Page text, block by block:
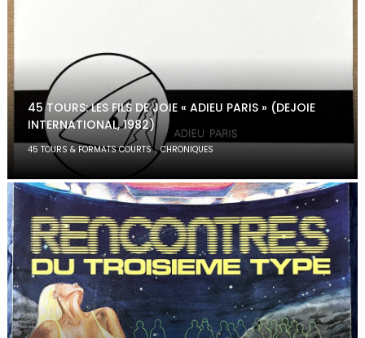
45 TOURS: LES FILS DE JOIE « ADIEU PARIS » (DEJOIE
INTERNATIONAL, 1982)
45 TOURS & FORMATS COURTS,CHRONIQUES